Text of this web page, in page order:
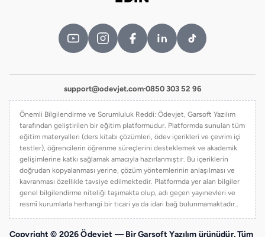
support@odevjet.com·0850 303 52 96
Önemli Bilgilendirme ve Sorumluluk Reddi: Ödevjet, Garsoft Yazılım
tarafından geliştirilen bir eğitim platformudur. Platformda sunulan tüm
eğitim materyalleri (ders kitabı çözümleri, ödev içerikleri ve çevrim içi
testler), öğrencilerin öğrenme süreçlerini desteklemek ve akademik
gelişimlerine katkı sağlamak amacıyla hazırlanmıştır. Bu içeriklerin
doğrudan kopyalanması yerine, çözüm yöntemlerinin anlaşılması ve
kavranması özellikle tavsiye edilmektedir. Platformda yer alan bilgiler
genel bilgilendirme niteliği taşımakta olup, adı geçen yayınevleri ve
resmî kurumlarla herhangi bir ticari ya da idari bağ bulunmamaktadır..
Copyright © 2026 Ödevjet — Bir Garsoft Yazılım ürünüdür. Tüm